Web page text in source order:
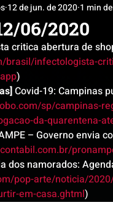
Pós-evento
06/2020
12 de jun. de 2020 1 min
critica abertura de
brasil/infectologista-
)
Covid-19: Campinas
sp/campinas-
da-quarentena-
– Governo envia
dos namorados:
pop-arte/noticia/
em-casa.ghtml)